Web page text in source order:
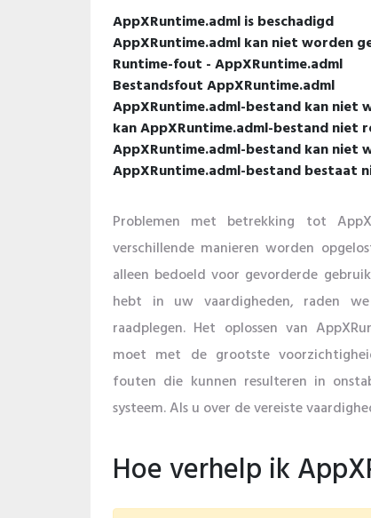
AppXRuntime.adml is beschadigd
AppXRuntime.adml kan niet worden
Runtime-fout - AppXRuntime.adml
Bestandsfout AppXRuntime.adml
AppXRuntime.adml-bestand kan niet
kan AppXRuntime.adml-bestand niet
AppXRuntime.adml-bestand kan niet
AppXRuntime.adml-bestand bestaat
Problemen met betrekking tot
verschillende manieren worden
alleen bedoeld voor gevorderde
hebt in uw vaardigheden, raden
raadplegen. Het oplossen van
moet met de grootste
fouten die kunnen resulteren in
systeem. Als u over de vereiste
Hoe verhelp ik